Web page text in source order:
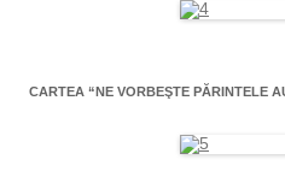
CARTEA “NE VORBEŞTE PĂRINTELE